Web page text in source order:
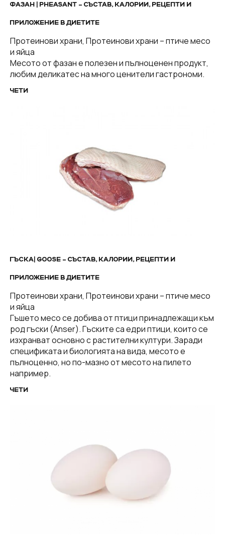
ФАЗАН | PHEASANT – СЪСТАВ, КАЛОРИИ, РЕЦЕПТИ И
ПРИЛОЖЕНИЕ В ДИЕТИТЕ
Протеинови храни, Протеинови храни – птиче месо
и яйца
Месото от фазан е полезен и пълноценен продукт,
любим деликатес на много ценители гастрономи.
ЧЕТИ
ГЪСКА| GOOSE – СЪСТАВ, КАЛОРИИ, РЕЦЕПТИ И
ПРИЛОЖЕНИЕ В ДИЕТИТЕ
Протеинови храни, Протеинови храни – птиче месо
и яйца
Гъшето месо се добива от птици принадлежащи към
род гъски (Anser). Гъските са едри птици, които се
изхранват основно с растителни култури. Заради
спецификата и биологията на вида, месото е
пълноценно, но по-мазно от месото на пилето
например.
ЧЕТИ